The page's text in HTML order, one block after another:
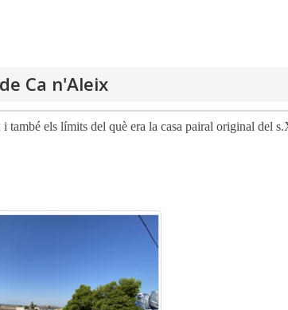
Ca n'Aleix
també els límits del què era la casa pairal original del